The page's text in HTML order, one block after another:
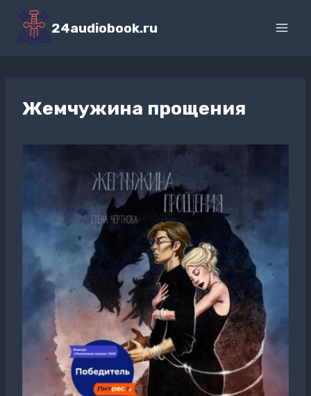
Перейти
содержимому
24audiobook.ru
Жемчужина прощения